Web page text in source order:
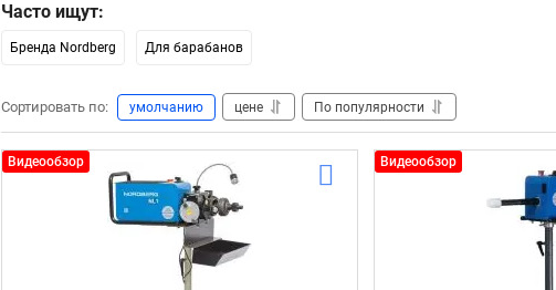
Часто ищут:
Бренда Nordberg Для барабанов
Сортировать по: умолчанию цене По популярности
Видеообзор Видеообзор